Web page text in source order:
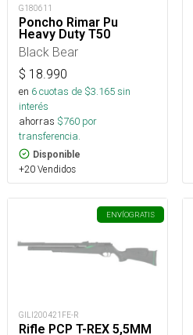
G180611
Poncho Rimar Pu
Heavy Duty T50
Black Bear
$ 18.990
en 6cuotas de $3.165sin
interés
ahorras $760 por
transferencia.
Disponible
+20 Vendidos
ENVÍOGRATIS
GILI200421FE-R
Rifle PCP T-REX 5,5MM